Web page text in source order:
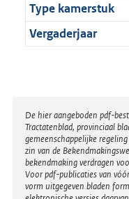
Type kamerstuk
Vergaderjaar
Disclaimer
De hier aangeboden pdf-
Tractatenblad, provinciaal
gemeenschappelijke
zin van de
bekendmaking verdragen
Voor pdf-publicaties van
vorm uitgegeven bladen